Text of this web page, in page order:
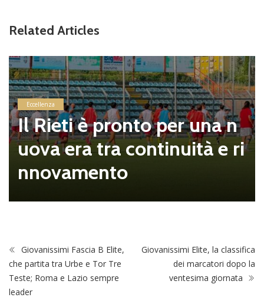
Related Articles
Eccellenza
Il Rieti è pronto per una n
uova era tra continuità e ri
nnovamento
Giovanissimi Fascia B Elite,
che partita tra Urbe e Tor Tre
Teste; Roma e Lazio sempre
leader
Giovanissimi Elite, la classifica
dei marcatori dopo la
ventesima giornata